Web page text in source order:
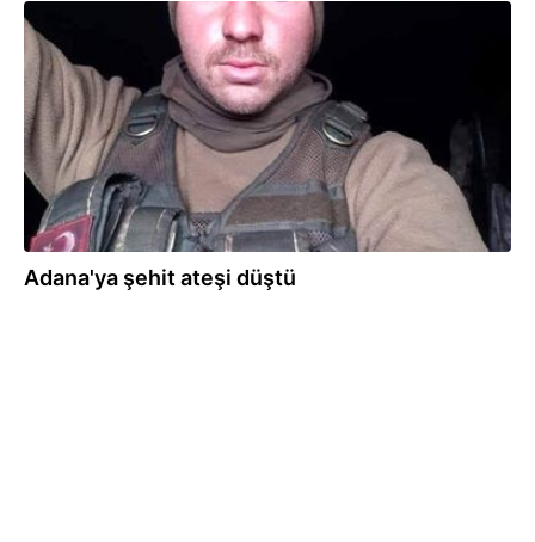
Adana'ya şehit ateşi düştü